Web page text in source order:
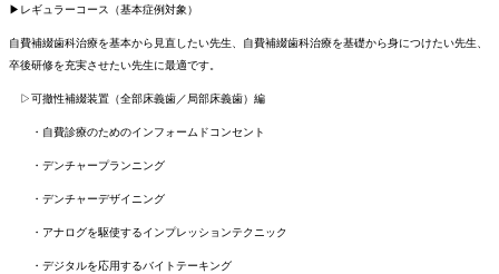
▶レギュラーコース（基本症例対象）
自費補綴歯科治療を基本から見直したい先生、自費補綴歯科治療を基礎から身につけたい先生、
卒後研修を充実させたい先生に最適です。
▷可撤性補綴装置（全部床義歯／局部床義歯）編
・自費診療のためのインフォームドコンセント
・デンチャープランニング
・デンチャーデザイニング
・アナログを駆使するインプレッションテクニック
・デジタルを応用するバイトテーキング